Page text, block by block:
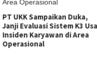
Tambang Sirtu Baliara
Beroperasi di Tengah Sanksi
ESDM Sulteng